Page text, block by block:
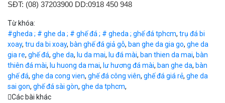
SĐT: (08) 37203900 DD:0918 450 948
Từ khóa:
#gheda ; # ghe da ; # ghế đá ; # gheda ; ghế đá tphcm, trụ đá bi
xoay, tru da bi xoay, bàn ghế đá giả gỗ, ban ghe da gia go, ghe da
gia re, ghế đá, ghe da, lu da mai, lu đá mài, ban thien da mai, bàn
thiên đá mài, lu huong da mai, lư hương đá mài, ban ghe da, bàn
ghế đá, ghe da cong vien, ghế đá công viên, ghế đá giá rẻ, ghe da
sai gon, ghế đá sài gòn, ghe da tphcm,
Các bài khác